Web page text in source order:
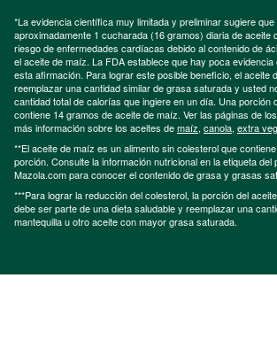
*La evidencia científica muy limitada y preliminar sugiere
aproximadamente 1 cucharada (16 gramos) diaria de aceite
riesgo de enfermedades cardíacas debido al contenido de
el aceite de maíz. La FDA establece que hay poca
esta afirmación. Para lograr este posible beneficio, el aceite
reemplazar una cantidad similar de grasa saturada y usted
cantidad total de calorías que ingiere en un día. Una porción
contiene 14 gramos de aceite de maíz. Ver las páginas de
más información sobre los aceites demaíz, canola, extra
**El aceite de maíz es un alimento sin colesterol que
porción. Consulte la información nutricional en la etiqueta del
Mazola.com para conocer el contenido de grasa y grasas
***Para lograr la reducción del colesterol, la porción del
debe ser parte de una dieta saludable y reemplazar una
mantequilla u otro aceite con mayor grasa saturada.